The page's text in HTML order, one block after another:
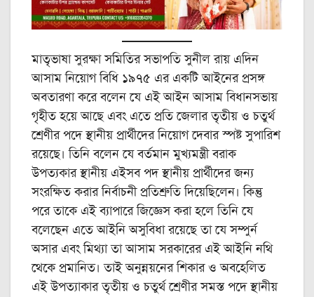
মাতৃভাষা সুরক্ষা সমিতির সভাপতি সুনীল রায় এদিন
আসাম নিয়োগ বিধি ১৯৭৫ এর একটি আইনের প্রসঙ্গ
অবতারণা করে বলেন যে এই আইন আসাম বিধানসভায়
গৃহীত হয়ে আছে এবং এতে প্রতি জেলার তৃতীয় ও চতুর্থ
শ্রেণীর পদে স্থানীয় প্রার্থীদের নিয়োগ দেবার স্পষ্ট সুপারিশ
রয়েছে। তিনি বলেন যে বর্তমান মুখ্যমন্ত্রী বরাক
উপত্যকার স্থানীয় এইসব পদ স্থানীয় প্রার্থীদের জন্য
সংরক্ষিত করার নির্বাচনী প্রতিশ্রুতি দিয়েছিলেন। কিন্তু
পরে তাকে এই ব্যাপারে জিজ্ঞেস করা হলে তিনি যে
বলেছেন এতে আইনি অসুবিধা রয়েছে তা যে সম্পুর্ন
অসার এবং মিথ্যা তা আসাম সরকারের এই আইনি নথি
থেকে প্রমানিত। তাই অনুন্নয়নের শিকার ও অবহেলিত
এই উপত্যাকার তৃতীয় ও চতুর্থ শ্রেণীর সমস্ত পদে স্থানীয়